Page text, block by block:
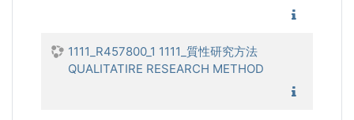
1111_R457800_1 1111_質性研究方法
QUALITATIRE RESEARCH METHOD